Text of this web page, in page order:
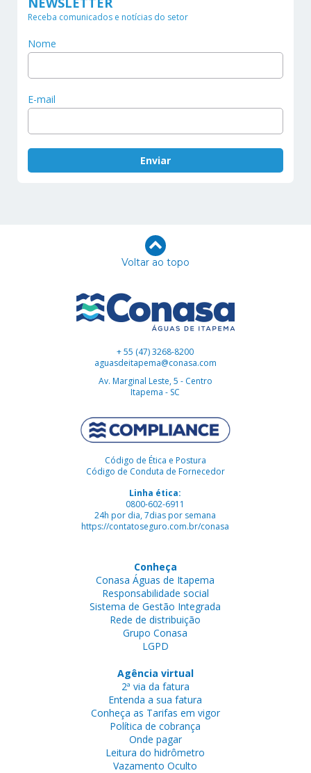
Receba comunicados e notícias do setor
Nome
E-mail
Voltar ao topo
+ 55 (47) 3268-8200
aguasdeitapema@conasa.com
Av. Marginal Leste, 5 - Centro
Itapema - SC
Código de Ética e Postura
Código de Conduta de Fornecedor
Linha ética:
0800-602-6911
24h por dia, 7dias por semana
https://contatoseguro.com.br/conasa
Conheça
Conasa Águas de Itapema
Responsabilidade social
Sistema de Gestão Integrada
Rede de distribuição
Grupo Conasa
LGPD
Agência virtual
2ª via da fatura
Entenda a sua fatura
Conheça as Tarifas em vigor
Política de cobrança
Onde pagar
Leitura do hidrômetro
Vazamento Oculto